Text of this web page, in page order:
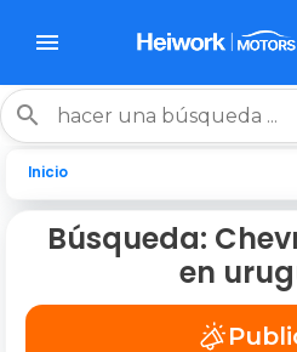
Inicio
Búsqueda:
en